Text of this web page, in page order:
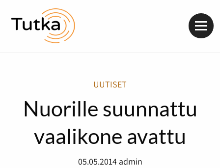
UUTISET
Nuorille suunnattu
vaalikone avattu
05.05.2014 admin